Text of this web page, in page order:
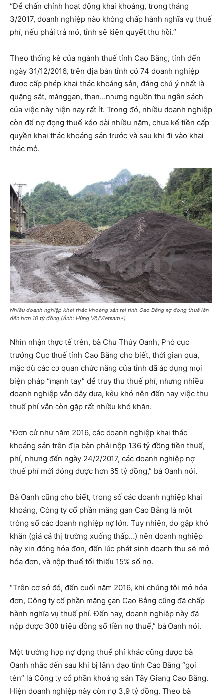
“Để chấn chỉnh hoạt động khai khoáng, trong tháng
3/2017, doanh nghiệp nào không chấp hành nghĩa vụ thuế
phí, nếu phải trả mỏ, tỉnh sẽ kiên quyết thu hồi.”
Theo thống kê của ngành thuế tỉnh Cao Bằng, tính đến
ngày 31/12/2016, trên địa bàn tỉnh có 74 doanh nghiệp
được cấp phép khai thác khoáng sản, đáng chú ý nhất là
quặng sắt, mănggan, than…nhưng nguồn thu ngân sách
của việc này hiện nay rất ít. Trong đó, nhiều doanh nghiệp
còn để nợ đọng thuế kéo dài nhiều năm, chưa kể tiền cấp
quyền khai thác khoáng sản trước và sau khi đi vào khai
thác mỏ.
Nhiều doanh nghiệp khai thác khoáng sản tại tỉnh Cao Bằng nợ đọng thuế lên
đến hơn 10 tỷ đồng (Ảnh: Hùng Võ/Vietnam+)
Nhìn nhận thực tế trên, bà Chu Thúy Oanh, Phó cục
trưởng Cục thuế tỉnh Cao Bằng cho biết, thời gian qua,
mặc dù các cơ quan chức năng của tỉnh đã áp dụng mọi
biện pháp “mạnh tay” để truy thu thuế phí, nhưng nhiều
doanh nghiệp vẫn dây dưa, kêu khó nên đến nay việc thu
thuế phí vẫn còn gặp rất nhiều khó khăn.
“Đơn cử như năm 2016, các doanh nghiệp khai thác
khoáng sản trên địa bàn phải nộp 136 tỷ đồng tiền thuế,
phí, nhưng đến ngày 24/2/2017, các doanh nghiệp nợ
thuế phí mới đóng được hơn 65 tỷ đồng,” bà Oanh nói.
Bà Oanh cũng cho biết, trong số các doanh nghiệp khai
khoáng, Công ty cổ phần măng gan Cao Bằng là một
trông số các doanh nghiệp nợ lớn. Tuy nhiên, do gặp khó
khăn (giá cả thị trường xuống thấp…) nên doanh nghiệp
này xin đóng hóa đơn, đến lúc phát sinh doanh thu sẽ mở
hóa đơn, và nộp thuế tối thiểu 15% số nợ.
“Trên cơ sở đó, đến cuối năm 2016, khi chúng tôi mở hóa
đơn, Công ty cổ phần măng gan Cao Bằng cũng đã chấp
hành nghĩa vụ thuế phí. Đến nay, doanh nghiệp này đã
nộp được 300 triệu đồng số tiền nợ thuế,” bà Oanh nói.
Một trường hợp nợ đọng thuế phí khác cũng được bà
Oanh nhắc đến sau khi bị lãnh đạo tỉnh Cao Bằng “gọi
tên” là Công ty cổ phần khoáng sản Tây Giang Cao Bằng.
Hiện doanh nghiệp này còn nợ 3,9 tỷ đồng. Theo bà